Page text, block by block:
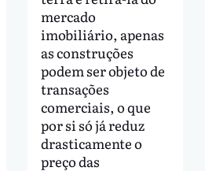
mercado
imobiliário, apenas
as construções
podem ser objeto de
transações
comerciais, o que
por si só já reduz
drasticamente o
preço das